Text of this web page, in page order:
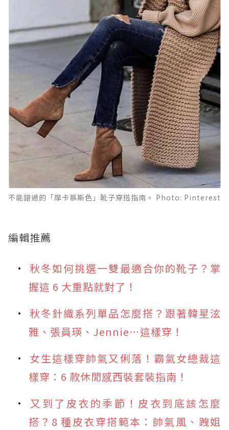
不能錯過的「摩卡慕斯色」靴子穿搭指南。 Photo: Pinterest
編輯推薦
秋冬如何挑選一雙最適合你的靴子？掌
握這 6 大重點就對了！
秋冬針織系列單品怎麼搭？跟著韓星泫
雅、張員瑛、Jennie⋯這樣穿！
女生這樣穿帥氣又俐落！霸氣女總裁這
樣穿：6 款休閒感西裝套裝指南！
又到了皮衣的季節！皮衣到底該怎麼
搭？8 種皮衣穿搭範本：帥氣風、跩姐